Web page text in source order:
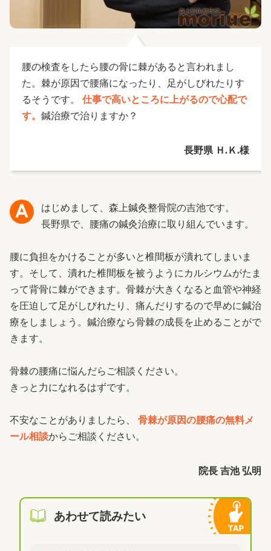
腰の検査をしたら腰の骨に棘があると言われまし
た。棘が原因で腰痛になったり、足がしびれたりす
るそうです。 仕事で高いところに上がるので心配で
す。 鍼治療で治りますか？
長野県 Ｈ.Ｋ.様
はじめまして、森上鍼灸整骨院の吉池です。
長野県で、腰痛の鍼灸治療に取り組んでいます。
腰に負担をかけることが多いと椎間板が潰れてしまいま
す。そして、潰れた椎間板を被うようにカルシウムがたま
って背骨に棘ができます。骨棘が大きくなると血管や神経
を圧迫して足がしびれたり、痛んだりするので早めに鍼治
療をしましょう。鍼治療なら骨棘の成長を止めることがで
きます。
骨棘の腰痛に悩んだらご相談ください。
きっと力になれるはずです。
不安なことがありましたら、 骨棘が原因の腰痛の無料メ
ール相談からご相談ください。
院長 吉池 弘明
あわせて読みたい